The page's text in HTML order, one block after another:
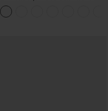
cremallera